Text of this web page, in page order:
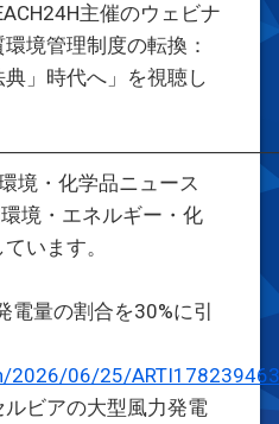
主催のウェビナ
境管理制度の転換：
典」時代へ」を視聴し
境・化学品ニュース
境・エネルギー・化
います。
量の割合を30%に引
2026/06/25/
ビアの大型風力発電